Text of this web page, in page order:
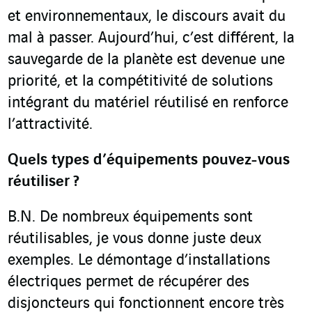
et environnementaux, le discours avait du
mal à passer. Aujourd’hui, c’est différent, la
sauvegarde de la planète est devenue une
priorité, et la compétitivité de solutions
intégrant du matériel réutilisé en renforce
l’attractivité.
Quels types d’équipements pouvez-vous
réutiliser ?
B.N. De nombreux équipements sont
réutilisables, je vous donne juste deux
exemples. Le démontage d’installations
électriques permet de récupérer des
disjoncteurs qui fonctionnent encore très